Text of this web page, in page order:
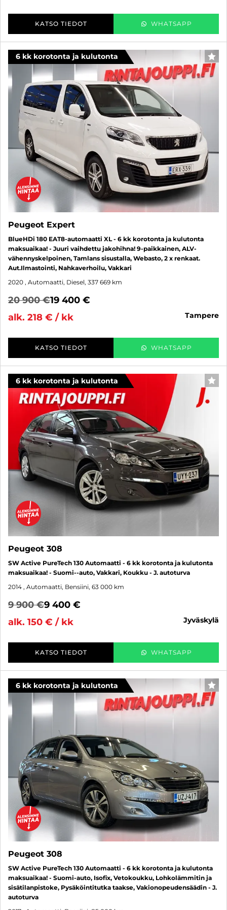
KATSO TIEDOT WHATSAPP
6 kk korotonta ja kulutonta
Peugeot Expert
BlueHDi 180 EAT8-automaatti XL - 6 kk korotonta ja kulutonta
maksuaikaa! - Juuri vaihdettu jakohihna! 9-paikkainen, ALV-
vähennyskelpoinen, Tamlans sisustalla, Webasto, 2 x renkaat.
Aut.Ilmastointi, Nahkaverhoilu, Vakkari
2020 , Automaatti, Diesel, 337 669 km
20 900 €19 400 €
alk. 218 € / kk
tampere
KATSO TIEDOT WHATSAPP
6 kk korotonta ja kulutonta
Peugeot 308
SW Active PureTech 130 Automaatti - 6 kk korotonta ja kulutonta
maksuaikaa! - Suomi--auto, Vakkari, Koukku - J. autoturva
2014 , Automaatti, Bensiini, 63 000 km
9 900 €9 400 €
alk. 150 € / kk
jyväskylä
KATSO TIEDOT WHATSAPP
6 kk korotonta ja kulutonta
Peugeot 308
SW Active PureTech 130 Automaatti - 6 kk korotonta ja kulutonta
maksuaikaa! - Suomi-auto, Isofix, Vetokoukku, Lohkolämmitin ja
sisätilanpistoke, Pysäköintitutka taakse, Vakionopeudensäädin - J.
autoturva